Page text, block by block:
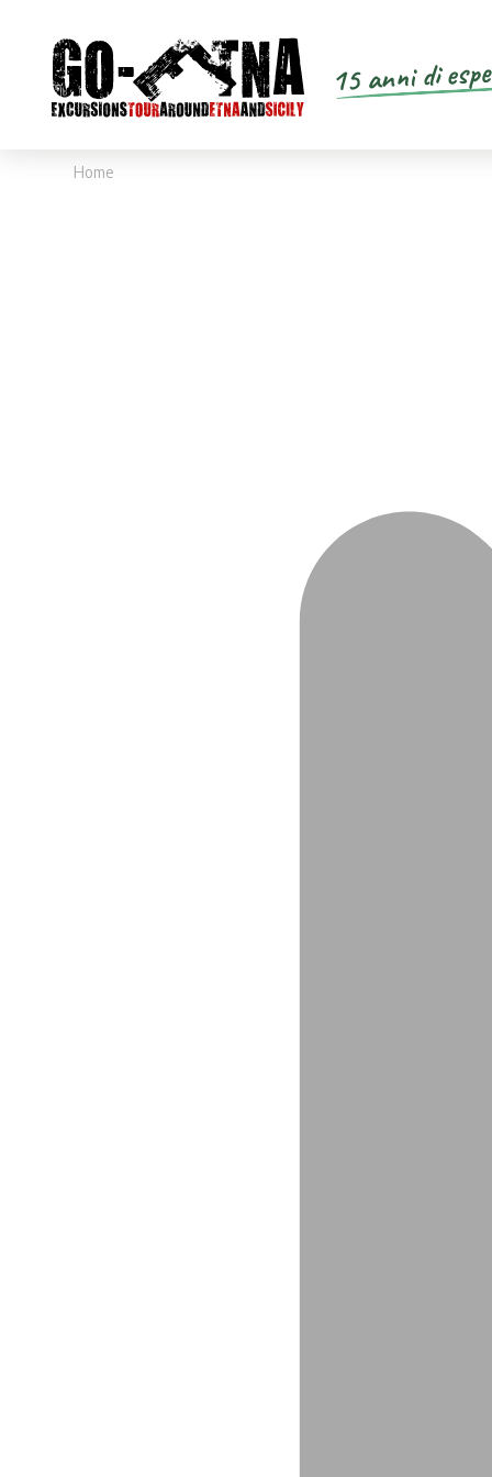
15 anni di
Home